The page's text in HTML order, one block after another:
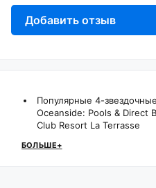
Добавить отзыв
Популярные 4-
Oceanside: Pools & Direct
Club Resort La Terrasse
БОЛЬШЕ+